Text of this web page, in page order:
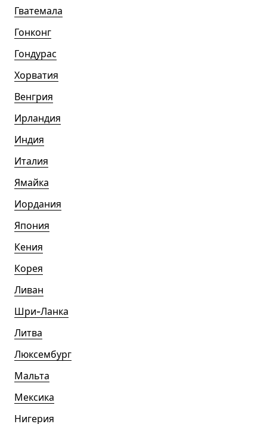
Гватемала
Гонконг
Гондурас
Хорватия
Венгрия
Ирландия
Индия
Италия
Ямайка
Иордания
Япония
Кения
Корея
Ливан
Шри-Ланка
Литва
Люксембург
Мальта
Мексика
Нигерия